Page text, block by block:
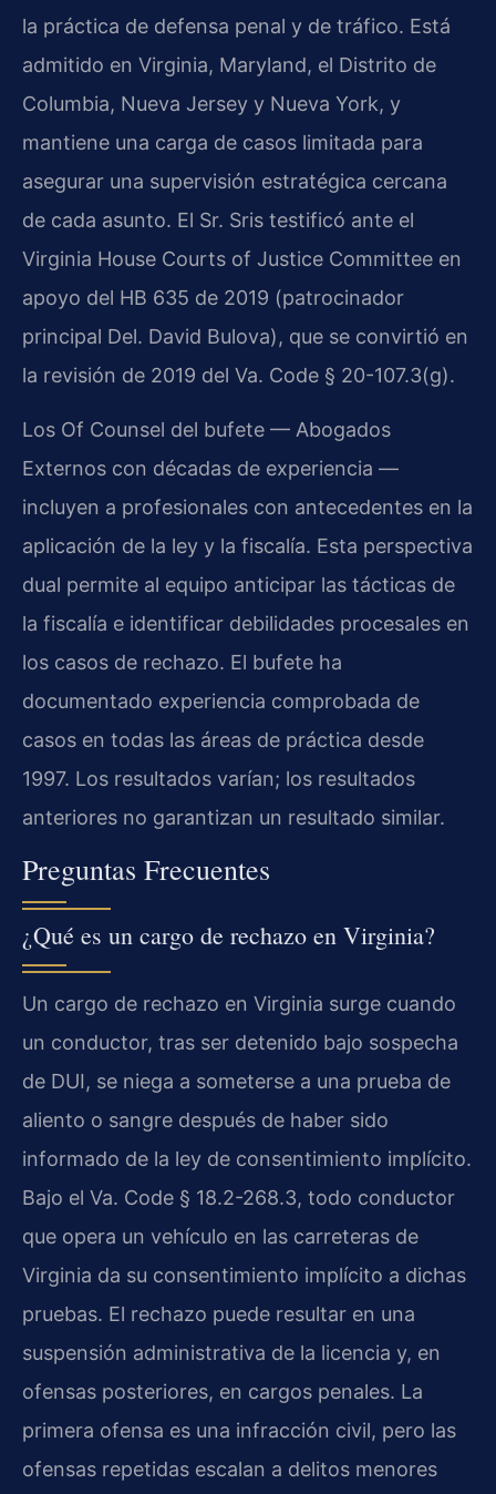
la práctica de defensa penal y de tráfico. Está
admitido en Virginia, Maryland, el Distrito de
Columbia, Nueva Jersey y Nueva York, y
mantiene una carga de casos limitada para
asegurar una supervisión estratégica cercana
de cada asunto. El Sr. Sris testificó ante el
Virginia House Courts of Justice Committee en
apoyo del HB 635 de 2019 (patrocinador
principal Del. David Bulova), que se convirtió en
la revisión de 2019 del Va. Code § 20-107.3(g).
Los Of Counsel del bufete — Abogados
Externos con décadas de experiencia —
incluyen a profesionales con antecedentes en la
aplicación de la ley y la fiscalía. Esta perspectiva
dual permite al equipo anticipar las tácticas de
la fiscalía e identificar debilidades procesales en
los casos de rechazo. El bufete ha
documentado experiencia comprobada de
casos en todas las áreas de práctica desde
1997. Los resultados varían; los resultados
anteriores no garantizan un resultado similar.
Preguntas Frecuentes
¿Qué es un cargo de rechazo en Virginia?
Un cargo de rechazo en Virginia surge cuando
un conductor, tras ser detenido bajo sospecha
de DUI, se niega a someterse a una prueba de
aliento o sangre después de haber sido
informado de la ley de consentimiento implícito.
Bajo el Va. Code § 18.2-268.3, todo conductor
que opera un vehículo en las carreteras de
Virginia da su consentimiento implícito a dichas
pruebas. El rechazo puede resultar en una
suspensión administrativa de la licencia y, en
ofensas posteriores, en cargos penales. La
primera ofensa es una infracción civil, pero las
ofensas repetidas escalan a delitos menores